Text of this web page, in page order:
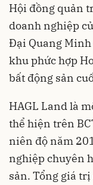
Hội đồng quản
doanh nghiệp
Đại Quang Minh
khu phức hợp
bất động sản
HAGL Land là
thể hiện trên
niên độ năm
nghiệp chuyên
sản. Tổng giá